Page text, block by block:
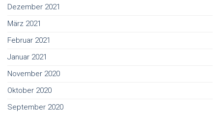
Dezember 2021
März 2021
Februar 2021
Januar 2021
November 2020
Oktober 2020
September 2020